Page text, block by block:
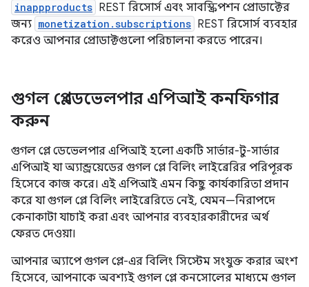
inappproducts REST রিসোর্স এবং সাবস্ক্রিপশন প্রোডাক্টের
জন্য monetization.subscriptions REST রিসোর্স ব্যবহার
করেও আপনার প্রোডাক্টগুলো পরিচালনা করতে পারেন।
গুগল প্লে ডেভেলপার এপিআই কনফিগার
করুন
গুগল প্লে ডেভেলপার এপিআই হলো একটি সার্ভার-টু-সার্ভার
এপিআই যা অ্যান্ড্রয়েডের গুগল প্লে বিলিং লাইব্রেরির পরিপূরক
হিসেবে কাজ করে। এই এপিআই এমন কিছু কার্যকারিতা প্রদান
করে যা গুগল প্লে বিলিং লাইব্রেরিতে নেই, যেমন—নিরাপদে
কেনাকাটা যাচাই করা এবং আপনার ব্যবহারকারীদের অর্থ
ফেরত দেওয়া।
আপনার অ্যাপে গুগল প্লে-এর বিলিং সিস্টেম সংযুক্ত করার অংশ
হিসেবে, আপনাকে অবশ্যই গুগল প্লে কনসোলের মাধ্যমে গুগল